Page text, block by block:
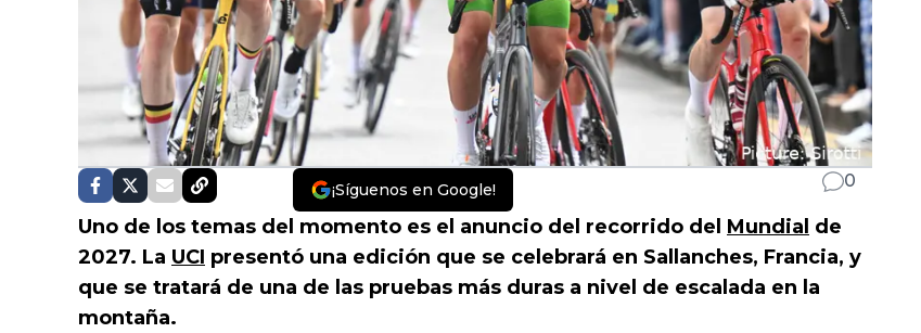
¡Síguenos en Google! 0
Uno de los temas del momento es el anuncio del recorrido del Mundial de
2027. La UCI presentó una edición que se celebrará en Sallanches, Francia, y
que se tratará de una de las pruebas más duras a nivel de escalada en la
montaña.